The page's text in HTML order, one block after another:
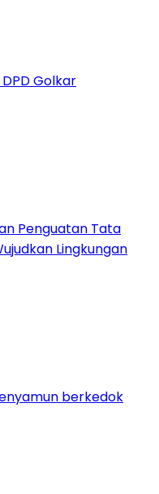
Golkar
Penguatan Tata
Lingkungan
berkedok